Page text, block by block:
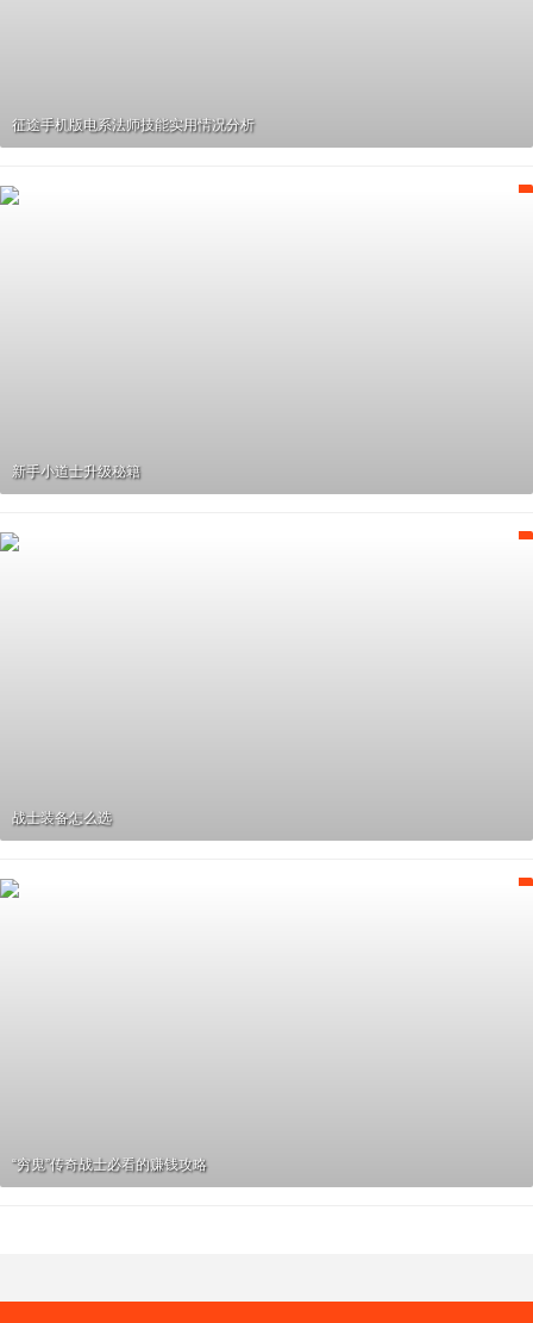
征途手机版电系法师技能实用情况分析
新手小道士升级秘籍
战士装备怎么选
“穷鬼”传奇战士必看的赚钱攻略